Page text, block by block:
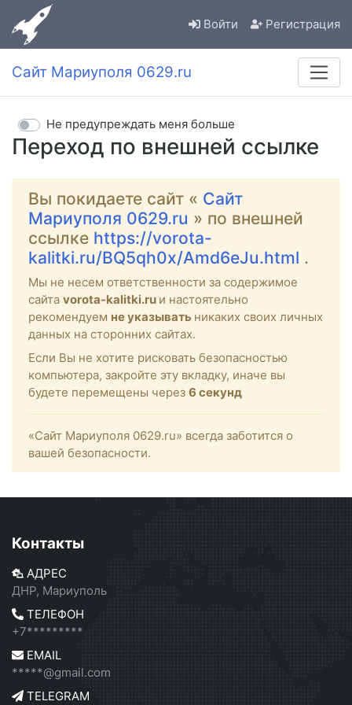
Войти Регистрация
Сайт Мариуполя 0629.ru
Переход по внешней ссылке
Не предупреждать меня больше
Вы покидаете сайт « Сайт
Мариуполя 0629.ru » по внешней
ссылке https://vorota-
kalitki.ru/BQ5qh0x/Amd6eJu.html .
Мы не несем ответственности за содержимое
сайта vorota-kalitki.ru и настоятельно
рекомендуем не указывать никаких своих личных
данных на сторонних сайтах.
Если Вы не хотите рисковать безопасностью
компьютера, закройте эту вкладку, иначе вы
будете перемещены через 6 секунд
«Сайт Мариуполя 0629.ru» всегда заботится о
вашей безопасности.
Контакты
АДРЕС
ДНР, Мариуполь
ТЕЛЕФОН
+7*********
EMAIL
*****@gmail.com
TELEGRAM